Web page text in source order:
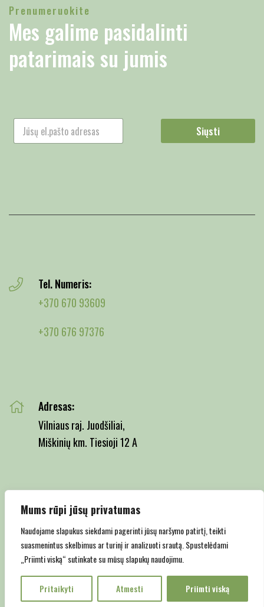
Mums rūpi jūsų privatumas
Naudojame slapukus siekdami pagerinti jūsų naršymo patirtį, teikti
suasmenintus skelbimus ar turinį ir analizuoti srautą. Spustelėdami
„Priimti viską“ sutinkate su mūsų slapukų naudojimu.
Pritaikyti Atmesti Priimti viską
Prenumeruokite
Mes galime pasidalinti
patarimais su jumis
Siųsti
Tel. Numeris:
+370 670 93609
+370 676 97376
Adresas:
Vilniaus raj. Juodšiliai,
Miškinių km. Tiesioji 12 A
Email:
Copyright © 2022 Juodšilių medelynas | Privatumo politika